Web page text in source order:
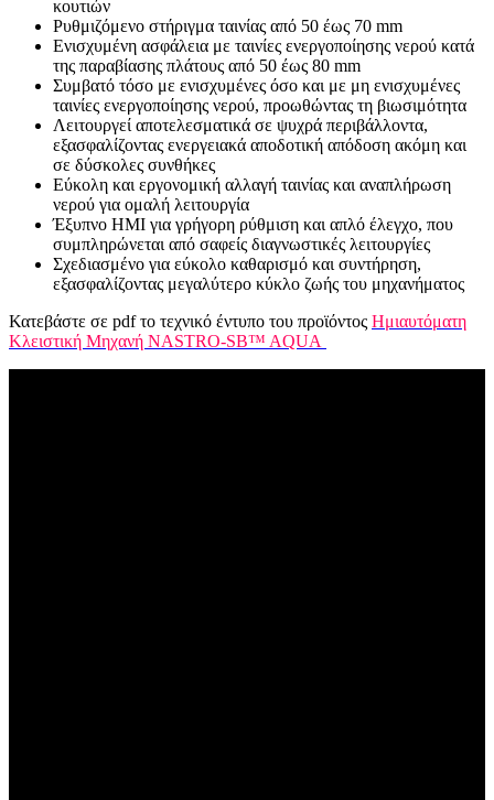
κουτιών
Ρυθμιζόμενο στήριγμα ταινίας από 50 έως 70 mm
Ενισχυμένη ασφάλεια με ταινίες ενεργοποίησης νερού κατά
της παραβίασης πλάτους από 50 έως 80 mm
Συμβατό τόσο με ενισχυμένες όσο και με μη ενισχυμένες
ταινίες ενεργοποίησης νερού, προωθώντας τη βιωσιμότητα
Λειτουργεί αποτελεσματικά σε ψυχρά περιβάλλοντα,
εξασφαλίζοντας ενεργειακά αποδοτική απόδοση ακόμη και
σε δύσκολες συνθήκες
Εύκολη και εργονομική αλλαγή ταινίας και αναπλήρωση
νερού για ομαλή λειτουργία
Έξυπνο HMI για γρήγορη ρύθμιση και απλό έλεγχο, που
συμπληρώνεται από σαφείς διαγνωστικές λειτουργίες
Σχεδιασμένο για εύκολο καθαρισμό και συντήρηση,
εξασφαλίζοντας μεγαλύτερο κύκλο ζωής του μηχανήματος
Κατεβάστε σε pdf το τεχνικό έντυπο του προϊόντος Ημιαυτόματη
Κλειστική Μηχανή NASTRO-SB™ AQUA